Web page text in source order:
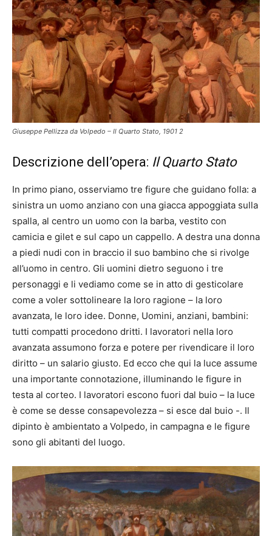
Giuseppe Pellizza da Volpedo – Il Quarto Stato, 1901 2
Descrizione dell’opera: Il Quarto Stato
In primo piano, osserviamo tre figure che guidano folla: a
sinistra un uomo anziano con una giacca appoggiata sulla
spalla, al centro un uomo con la barba, vestito con
camicia e gilet e sul capo un cappello. A destra una donna
a piedi nudi con in braccio il suo bambino che si rivolge
all’uomo in centro. Gli uomini dietro seguono i tre
personaggi e li vediamo come se in atto di gesticolare
come a voler sottolineare la loro ragione – la loro
avanzata, le loro idee. Donne, Uomini, anziani, bambini:
tutti compatti procedono dritti. I lavoratori nella loro
avanzata assumono forza e potere per rivendicare il loro
diritto – un salario giusto. Ed ecco che qui la luce assume
una importante connotazione, illuminando le figure in
testa al corteo. I lavoratori escono fuori dal buio – la luce
è come se desse consapevolezza – si esce dal buio -. Il
dipinto è ambientato a Volpedo, in campagna e le figure
sono gli abitanti del luogo.